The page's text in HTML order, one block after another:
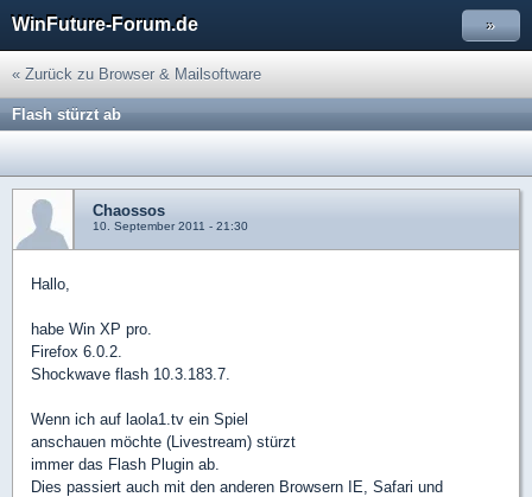
WinFuture-Forum.de »
« Zurück zu Browser & Mailsoftware
Flash stürzt ab
Chaossos
10. September 2011 - 21:30
Hallo,
habe Win XP pro.
Firefox 6.0.2.
Shockwave flash 10.3.183.7.
Wenn ich auf laola1.tv ein Spiel
anschauen möchte (Livestream) stürzt
immer das Flash Plugin ab.
Dies passiert auch mit den anderen Browsern IE, Safari und